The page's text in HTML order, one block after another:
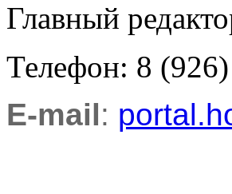
Главный
Телефон: 8
E-mail: